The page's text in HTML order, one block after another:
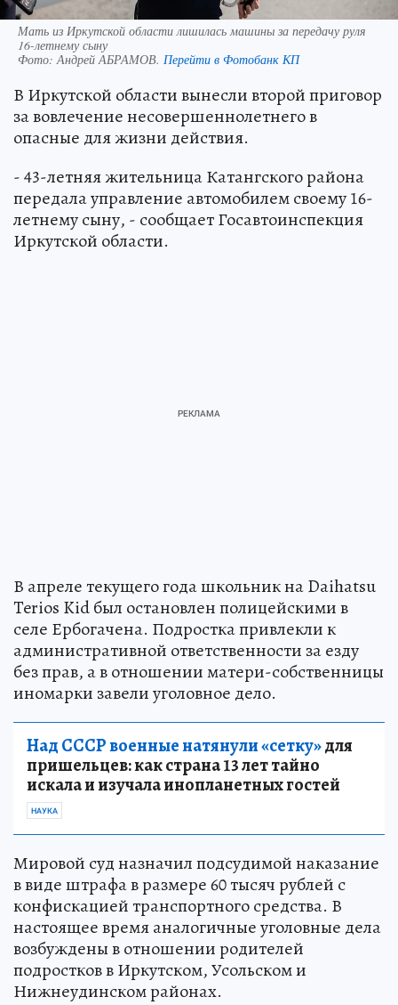
Мать из Иркутской области лишилась машины за передачу руля
16-летнему сыну
Фото:Андрей АБРАМОВ. Перейти в Фотобанк КП
В Иркутской области вынесли второй приговор
за вовлечение несовершеннолетнего в
опасные для жизни действия.
- 43-летняя жительница Катангского района
передала управление автомобилем своему 16-
летнему сыну, - сообщает Госавтоинспекция
Иркутской области.
В апреле текущего года школьник на Daihatsu
Terios Kid был остановлен полицейскими в
селе Ербогачена. Подростка привлекли к
административной ответственности за езду
без прав, а в отношении матери-собственницы
иномарки завели уголовное дело.
Над СССР военные натянули «сетку»для
пришельцев: как страна 13 лет тайно
искала и изучала инопланетных гостей
НАУКА
Мировой суд назначил подсудимой наказание
в виде штрафа в размере 60 тысяч рублей с
конфискацией транспортного средства. В
настоящее время аналогичные уголовные дела
возбуждены в отношении родителей
подростков в Иркутском, Усольском и
Нижнеудинском районах.